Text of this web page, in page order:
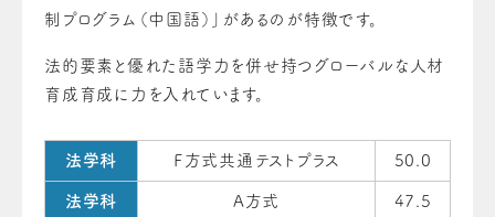
制プログラム（中国語）」があるのが特徴です。
法的要素と優れた語学力を併せ持つグローバルな人材
育成育成に力を入れています。
法学科 Ｆ方式共通テストプラス 50.0
法学科 A方式 47.5